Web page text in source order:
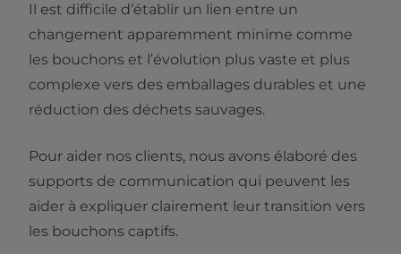
Il est difficile d’établir un lien entre un
changement apparemment minime comme
les bouchons et l’évolution plus vaste et plus
complexe vers des emballages durables et une
réduction des déchets sauvages.
Pour aider nos clients, nous avons élaboré des
supports de communication qui peuvent les
aider à expliquer clairement leur transition vers
les bouchons captifs.